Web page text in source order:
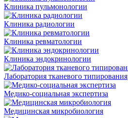
Клиника пульмонологии
Клиника радиологии
Клиника ревматологии
Клиника эндокринологии
Лаборатория тканевого типирования
Медико-социальная экспертиза
Медицинская микробиология